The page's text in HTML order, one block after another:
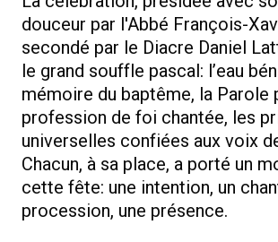
douceur par l'Abbé François-
secondé par le Diacre Daniel
le grand souffle pascal: l’eau
mémoire du baptême, la Parole
profession de foi chantée, les
universelles confiées aux voix
Chacun, à sa place, a porté un
cette fête: une intention, un
procession, une présence.